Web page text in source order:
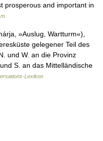
prosperous and important in
»Auslug, Wartturm«),
gelegener Teil des
und W. an die Provinz
S. an das Mittelländische
Lexikon